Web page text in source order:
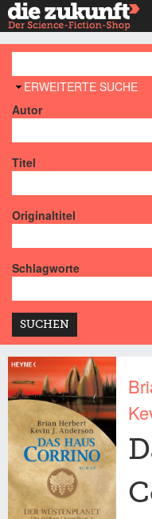
AUSBLENDEN
ERWEITERTE SUCHE
Autor
Titel
Originaltitel
Schlagworte